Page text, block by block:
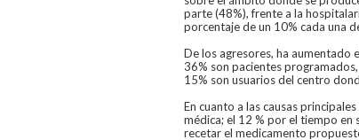
parte (48%), frente a la
porcentaje de un 10% cada una
De los agresores, ha aumentado
36% son pacientes
15% son usuarios del centro
En cuanto a las causas
médica; el 12 % por el tiempo
recetar el medicamento